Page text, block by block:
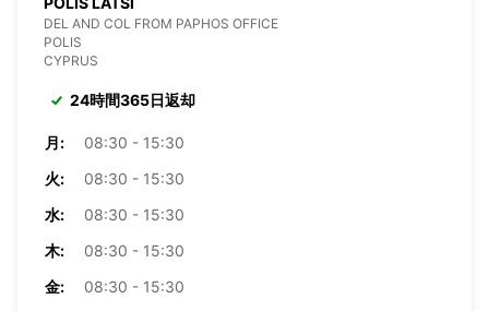
DEL AND COL FROM PAPHOS OFFICE
POLIS
CYPRUS
24時間365日返却
月:
08:30 - 15:30
火:
08:30 - 15:30
水:
08:30 - 15:30
木:
08:30 - 15:30
金:
08:30 - 15:30